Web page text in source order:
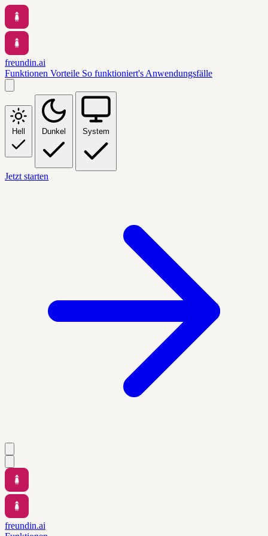
freundin.ai
Funktionen Vorteile So funktioniert's Anwendungsfälle
Hell Dunkel System
Jetzt starten
freundin.ai